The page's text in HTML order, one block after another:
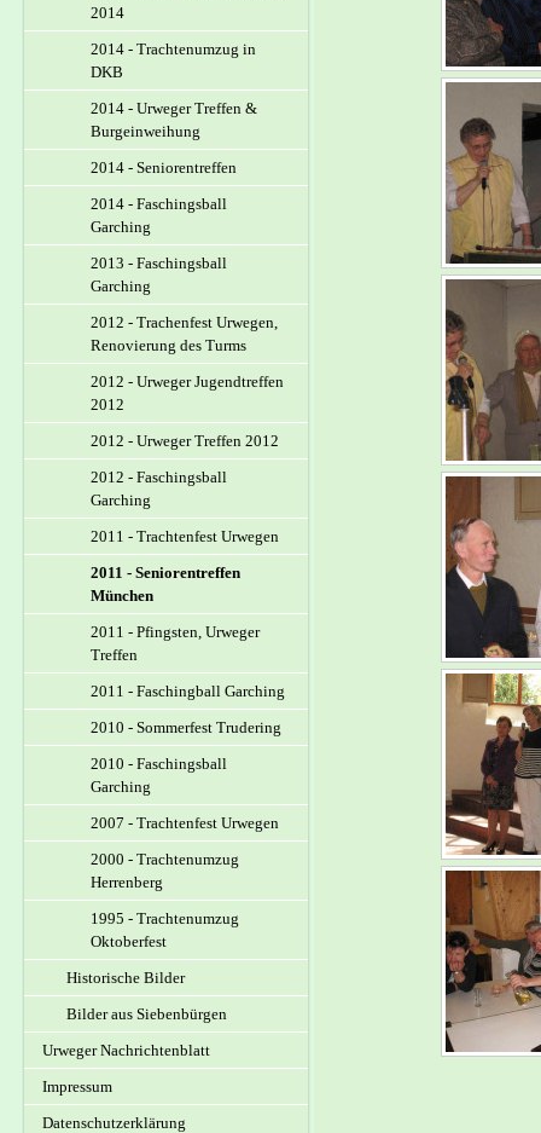
2014
2014 - Trachtenumzug in
DKB
2014 - Urweger Treffen &
Burgeinweihung
2014 - Seniorentreffen
2014 - Faschingsball
Garching
2013 - Faschingsball
Garching
2012 - Trachenfest Urwegen,
Renovierung des Turms
2012 - Urweger Jugendtreffen
2012
2012 - Urweger Treffen 2012
2012 - Faschingsball
Garching
2011 - Trachtenfest Urwegen
2011 - Seniorentreffen
München
2011 - Pfingsten, Urweger
Treffen
2011 - Faschingball Garching
2010 - Sommerfest Trudering
2010 - Faschingsball
Garching
2007 - Trachtenfest Urwegen
2000 - Trachtenumzug
Herrenberg
1995 - Trachtenumzug
Oktoberfest
Historische Bilder
Bilder aus Siebenbürgen
Urweger Nachrichtenblatt
Impressum
Datenschutzerklärung